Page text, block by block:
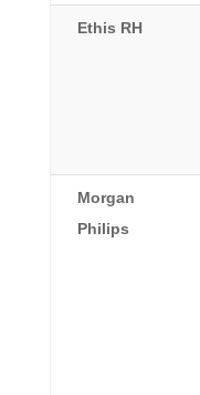
Ethis RH
Morgan
Philips